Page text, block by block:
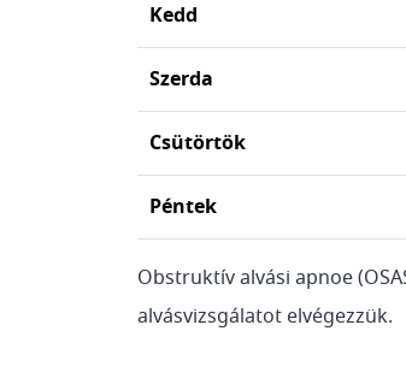
Kedd
Szerda
Csütörtök
Péntek
Obstruktív alvási apnoe
alvásvizsgálatot elvégezzük.